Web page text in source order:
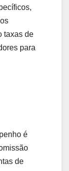
exige
e
a